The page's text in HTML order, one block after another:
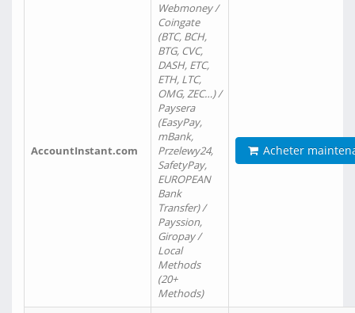
AccountInstant.com
Webmoney /
Coingate
(BTC, BCH,
BTG, CVC,
DASH, ETC,
ETH, LTC,
OMG, ZEC…) /
Paysera
(EasyPay,
mBank,
Przelewy24,
SafetyPay,
EUROPEAN
Bank
Transfer) /
Payssion,
Giropay /
Local
Methods
(20+
Methods)
Acheter